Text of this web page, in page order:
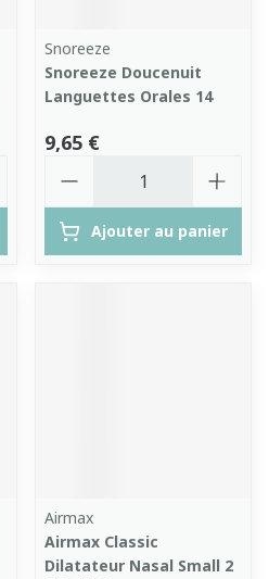
Snoreeze
Snoreeze Doucenuit
Languettes Orales 14
9,65 €
Ajouter au panier
Airmax
Airmax Classic
Dilatateur Nasal Small 2